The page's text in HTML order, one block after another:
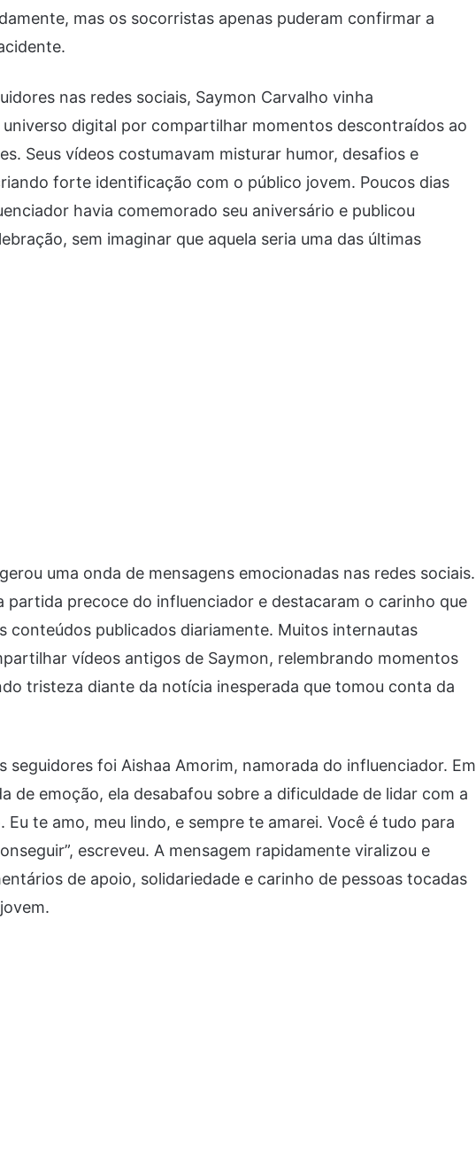
mas os socorristas apenas puderam confirmar a
nas redes sociais, Saymon Carvalho vinha
digital por compartilhar momentos descontraídos ao
Seus vídeos costumavam misturar humor, desafios e
forte identificação com o público jovem. Poucos dias
havia comemorado seu aniversário e publicou
sem imaginar que aquela seria uma das últimas
uma onda de mensagens emocionadas nas redes sociais.
partida precoce do influenciador e destacaram o carinho que
conteúdos publicados diariamente. Muitos internautas
vídeos antigos de Saymon, relembrando momentos
tristeza diante da notícia inesperada que tomou conta da
seguidores foi Aishaa Amorim, namorada do influenciador. Em
de emoção, ela desabafou sobre a dificuldade de lidar com a
Eu te amo, meu lindo, e sempre te amarei. Você é tudo para
escreveu. A mensagem rapidamente viralizou e
de apoio, solidariedade e carinho de pessoas tocadas